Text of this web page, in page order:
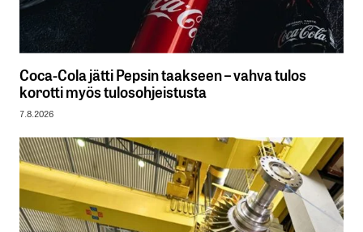
Coca-Cola jätti Pepsin taakseen – vahva tulos
korotti myös tulosohjeistusta
7.8.2026